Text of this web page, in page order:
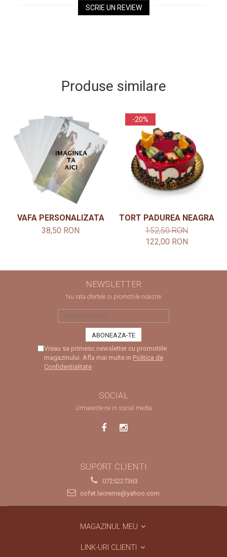
SCRIE UN REVIEW
Produse similare
VAFA PERSONALIZATA
38,50 RON
-20%
TORT PADUREA NEAGRA
152,50 RON
122,00 RON
NEWSLETTER
Nu rata ofertele si promotiile noastre
Vreau sa primesc newsletter cu promotiile
magazinului. Afla mai multe in Politica de
Confidentialitate
SOCIAL
Urmareste-ne in social media
SUPORT CLIENTI
0725227363
cofet.lacreme@yahoo.com
MAGAZINUL MEU
LINK-URI CLIENTI